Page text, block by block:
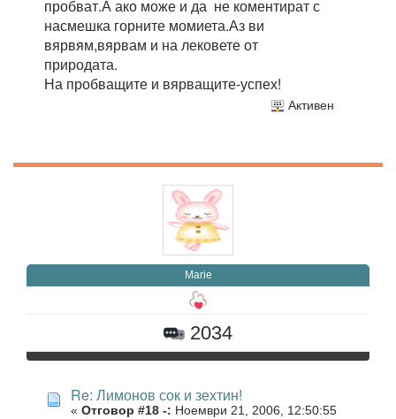
пробват.А ако може и да не коментират с
насмешка горните момиета.Аз ви
вярвям,вярвам и на лековете от
природата.
На пробващите и вярващите-успех!
Активен
Marie
2034
Re: Лимонов сок и зехтин!
« Отговор #18 -: Ноември 21, 2006, 12:50:55